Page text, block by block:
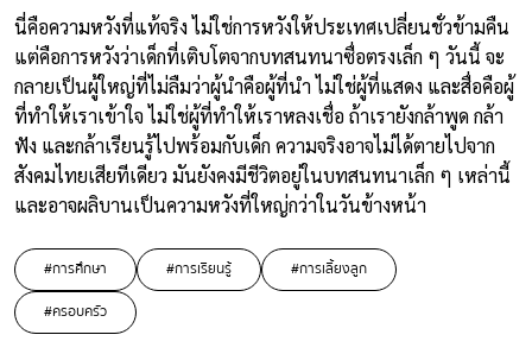
นี่คือความหวังที่แท้จริง ไม่ใช่การหวังให้ประเทศเปลี่ยนชั่วข้ามคืน
แต่คือการหวังว่าเด็กที่เติบโตจากบทสนทนาซื่อตรงเล็ก ๆ วันนี้ จะ
กลายเป็นผู้ใหญ่ที่ไม่ลืมว่าผู้นำคือผู้ที่นำ ไม่ใช่ผู้ที่แสดง และสื่อคือผู้
ที่ทำให้เราเข้าใจ ไม่ใช่ผู้ที่ทำให้เราหลงเชื่อ ถ้าเรายังกล้าพูด กล้า
ฟัง และกล้าเรียนรู้ไปพร้อมกับเด็ก ความจริงอาจไม่ได้ตายไปจาก
สังคมไทยเสียทีเดียว มันยังคงมีชีวิตอยู่ในบทสนทนาเล็ก ๆ เหล่านี้
และอาจผลิบานเป็นความหวังที่ใหญ่กว่าในวันข้างหน้า
#การศึกษา #การเรียนรู้
#การเลี้ยงลูก
#ครอบครัว